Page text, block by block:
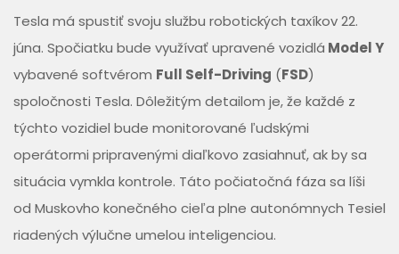
Tesla má spustiť svoju službu robotických taxíkov 22.
júna. Spočiatku bude využívať upravené vozidlá Model Y
vybavené softvérom Full Self-Driving (FSD)
spoločnosti Tesla. Dôležitým detailom je, že každé z
týchto vozidiel bude monitorované ľudskými
operátormi pripravenými diaľkovo zasiahnuť, ak by sa
situácia vymkla kontrole. Táto počiatočná fáza sa líši
od Muskovho konečného cieľa plne autonómnych Tesiel
riadených výlučne umelou inteligenciou.